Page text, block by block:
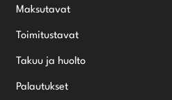
Maksutavat
Toimitustavat
Takuu ja huolto
Palautukset